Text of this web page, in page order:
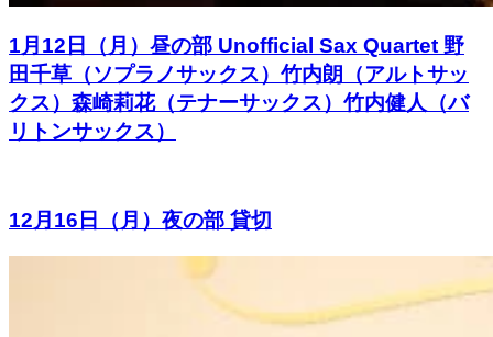
1月12日（月）昼の部 Unofficial Sax Quartet 野
田千草（ソプラノサックス）竹内朗（アルトサッ
クス）森崎莉花（テナーサックス）竹内健人（バ
リトンサックス）
12月16日（月）夜の部 貸切